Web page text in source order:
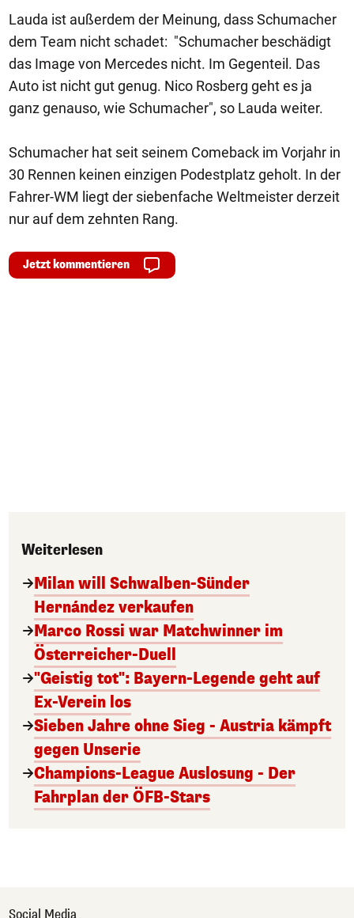
Lauda ist außerdem der Meinung, dass Schumacher
dem Team nicht schadet: "Schumacher beschädigt
das Image von Mercedes nicht. Im Gegenteil. Das
Auto ist nicht gut genug. Nico Rosberg geht es ja
ganz genauso, wie Schumacher", so Lauda weiter.
Schumacher hat seit seinem Comeback im Vorjahr in
30 Rennen keinen einzigen Podestplatz geholt. In der
Fahrer-WM liegt der siebenfache Weltmeister derzeit
nur auf dem zehnten Rang.
Jetzt kommentieren
Weiterlesen
Milan will Schwalben-Sünder
Hernández verkaufen
Marco Rossi war Matchwinner im
Österreicher-Duell
"Geistig tot": Bayern-Legende geht auf
Ex-Verein los
Sieben Jahre ohne Sieg - Austria kämpft
gegen Unserie
Champions-League Auslosung - Der
Fahrplan der ÖFB-Stars
Social Media